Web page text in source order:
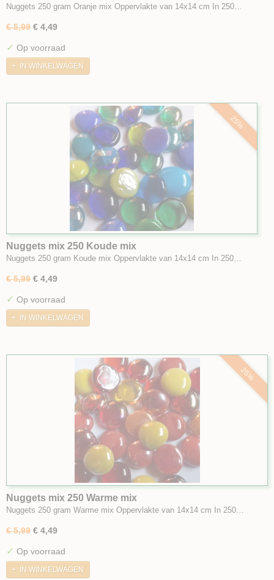
Nuggets 250 gram Oranje mix Oppervlakte van 14x14 cm In 250…
€ 5,99 € 4,49
✓ Op voorraad
IN WINKELWAGEN
25%
Nuggets mix 250 Koude mix
Nuggets 250 gram Koude mix Oppervlakte van 14x14 cm In 250…
€ 5,99 € 4,49
✓ Op voorraad
IN WINKELWAGEN
25%
Nuggets mix 250 Warme mix
Nuggets 250 gram Warme mix Oppervlakte van 14x14 cm In 250…
€ 5,99 € 4,49
✓ Op voorraad
IN WINKELWAGEN